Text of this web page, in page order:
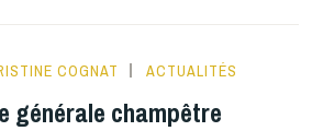
COGNAT ACTUALITÉS
générale champêtre